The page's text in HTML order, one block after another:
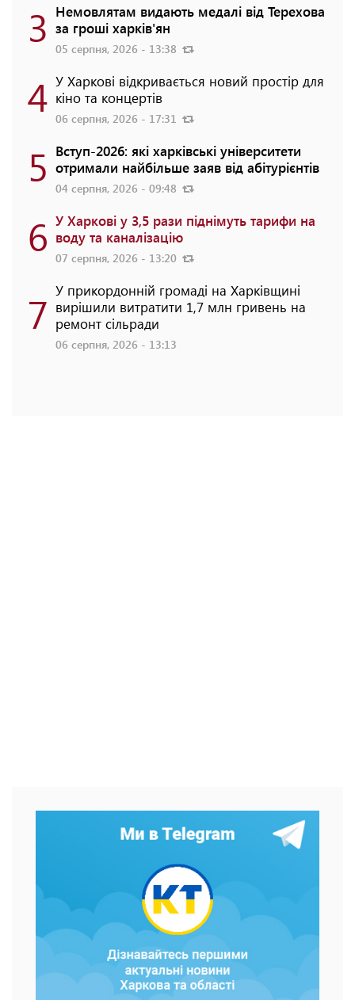
3 Немовлятам видають медалі від Терехова
за гроші харків'ян
05 серпня, 2026 - 13:38
4 У Харкові відкривається новий простір для
кіно та концертів
06 серпня, 2026 - 17:31
5 Вступ-2026: які харківські університети
отримали найбільше заяв від абітурієнтів
04 серпня, 2026 - 09:48
6 У Харкові у 3,5 рази піднімуть тарифи на
воду та каналізацію
07 серпня, 2026 - 13:20
7 У прикордонній громаді на Харківщині
вирішили витратити 1,7 млн гривень на
ремонт сільради
06 серпня, 2026 - 13:13